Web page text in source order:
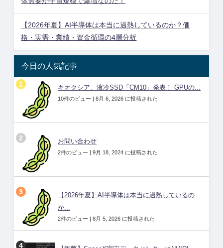
【2026年夏】AI半導体は本当に過熱しているのか？価
格・実需・業績・資金循環の4層分析
今日の人気記事
キオクシア、液冷SSD「CM10」発表！ GPUの...
10件のビュー | 8月 6, 2026 に投稿された
お問い合わせ
2件のビュー | 9月 18, 2024 に投稿された
【2026年夏】AI半導体は本当に過熱しているの
か...
2件のビュー | 8月 5, 2026 に投稿された